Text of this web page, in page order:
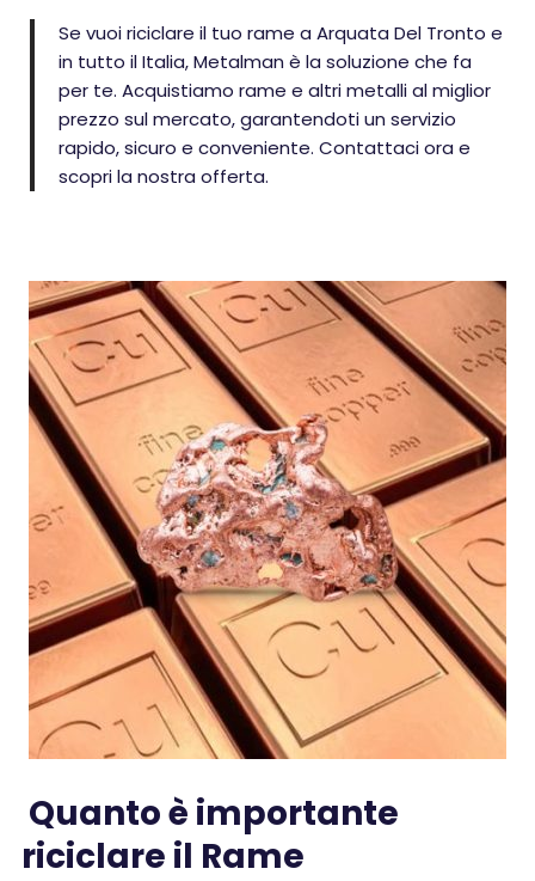
Se vuoi riciclare il tuo rame a Arquata Del Tronto e
in tutto il Italia, Metalman è la soluzione che fa
per te. Acquistiamo rame e altri metalli al miglior
prezzo sul mercato, garantendoti un servizio
rapido, sicuro e conveniente. Contattaci ora e
scopri la nostra offerta.
Quanto è importante
riciclare il Rame